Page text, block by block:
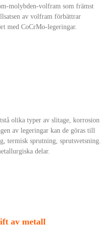
molybden-volfram som främst
av volfram förbättrar
med CoCrMo-legeringar.
olika typer av slitage, korrosion
av legeringar kan de göras till
termisk sprutning, sprutsvetsning.
delar.
av metall